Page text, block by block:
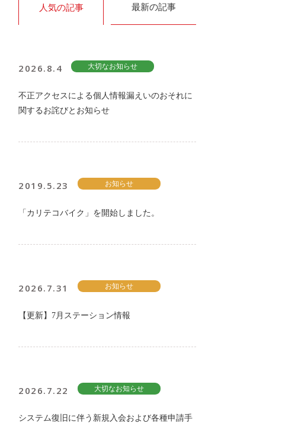
人気の記事 最新の記事
2026.8.4 大切なお知らせ
不正アクセスによる個人情報漏えいのおそれに
関するお詫びとお知らせ
2019.5.23 お知らせ
「カリテコバイク」を開始しました。
2026.7.31 お知らせ
【更新】7月ステーション情報
2026.7.22 大切なお知らせ
システム復旧に伴う新規入会および各種申請手